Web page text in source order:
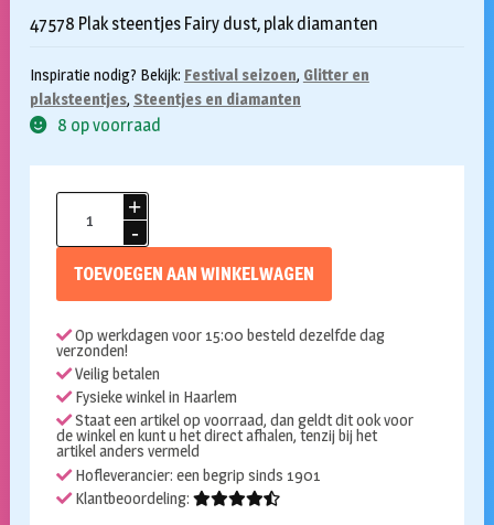
47578 Plak steentjes Fairy dust, plak diamanten
Inspiratie nodig? Bekijk: Festival seizoen, Glitter en
plaksteentjes, Steentjes en diamanten
8 op voorraad
Dust
aantal
TOEVOEGEN AAN WINKELWAGEN
Op werkdagen voor 15:00 besteld dezelfde dag
verzonden!
Veilig betalen
Fysieke winkel in Haarlem
Staat een artikel op voorraad, dan geldt dit ook voor
de winkel en kunt u het direct afhalen, tenzij bij het
artikel anders vermeld
Hofleverancier: een begrip sinds 1901
Klantbeoordeling: